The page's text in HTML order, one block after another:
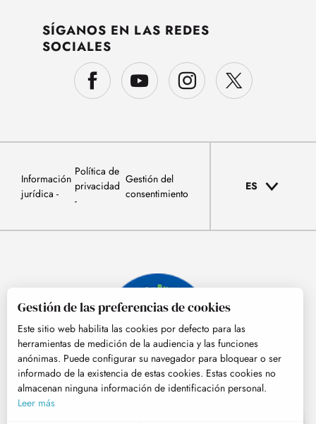
SÍGANOS EN LAS REDES
SOCIALES
Información
jurídica
Política de
privacidad
Gestión del
consentimiento
ES
© Tourisme Hautes-Pyrénées
Gestión de las preferencias de cookies
Este sitio web habilita las cookies por defecto para las
herramientas de medición de la audiencia y las funciones
anónimas. Puede configurar su navegador para bloquear o ser
informado de la existencia de estas cookies. Estas cookies no
almacenan ninguna información de identificación personal.
Leer más